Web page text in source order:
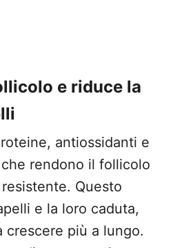
e riduce la
antiossidanti e
rendono il follicolo
Questo
e la loro caduta,
crescere più a lungo.